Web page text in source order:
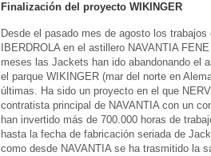
Finalización del proyecto WIKINGER
Desde el pasado mes de agosto los
IBERDROLA en el astillero NAVANTIA
meses las Jackets han ido abandonando el
el parque WIKINGER (mar del norte en
últimas. Ha sido un proyecto en el que
contratista principal de NAVANTIA con un
han invertido más de 700.000 horas de
hasta la fecha de fabricación seriada de
como desde NAVANTIA se ha trasmitido la